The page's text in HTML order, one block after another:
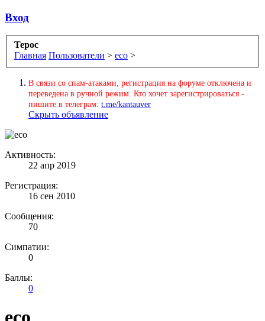
Вход
Терос
Главная Пользователи > eco >
В связи со спам-атаками, регистрация на форуме отключена и
переведена в ручной режим. Кто хочет зарегистрироваться -
пишите в телеграм: t.me/kantauver
Скрыть объявление
Активность:
22 апр 2019
Регистрация:
16 сен 2010
Сообщения:
70
Симпатии:
0
Баллы:
0